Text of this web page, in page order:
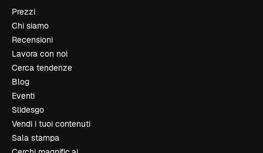
Prezzi
Chi siamo
Recensioni
Lavora con noi
Cerca tendenze
Blog
Eventi
Slidesgo
Vendi i tuoi contenuti
Sala stampa